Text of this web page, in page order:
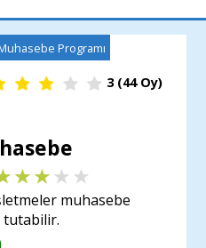
Programı
3(44Oy)
muhasebe
tutabilir.